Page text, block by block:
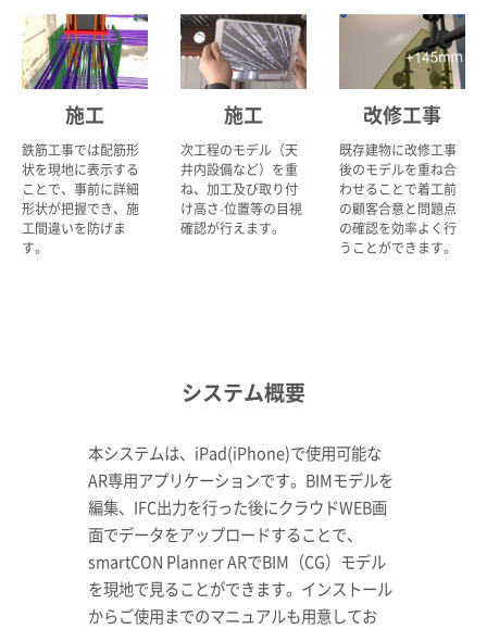
施工
鉄筋工事では配筋形
状を現地に表示する
ことで、事前に詳細
形状が把握でき、施
工間違いを防げま
す。
施工
次工程のモデル（天
井内設備など）を重
ね、加工及び取り付
け高さ·位置等の目視
確認が行えます。
改修工事
既存建物に改修工事
後のモデルを重ね合
わせることで着工前
の顧客合意と問題点
の確認を効率よく行
うことができます。
システム概要
本システムは、iPad(iPhone)で使用可能な
AR専用アプリケーションです。BIMモデルを
編集、IFC出力を行った後にクラウドWEB画
面でデータをアップロードすることで、
smartCON Planner ARでBIM（CG）モデル
を現地で見ることができます。インストール
からご使用までのマニュアルも用意してお